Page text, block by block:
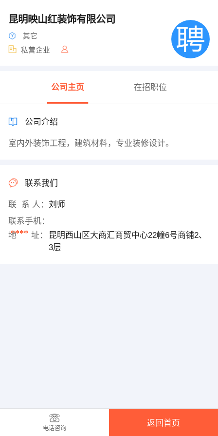
昆明映山红装饰有限公司
其它
私营企业
公司主页 在招职位
公司介绍
室内外装饰工程，建筑材料，专业装修设计。
联系我们
联 系 人： 刘师
联系手机：
****
地 址：
昆明西山区大商汇商贸中心22幢6号商铺2、
3层
电话咨询
返回首页